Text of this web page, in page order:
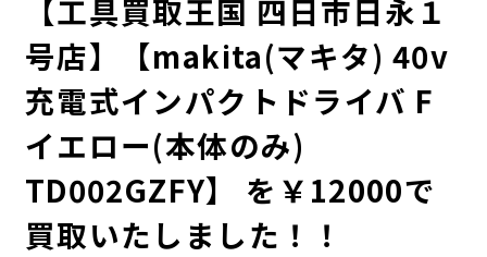
【工具買取王国 四日市日永１
号店】【makita(マキタ) 40v
充電式インパクトドライバ F
イエロー(本体のみ)
TD002GZFY】 を￥12000で
買取いたしました！！